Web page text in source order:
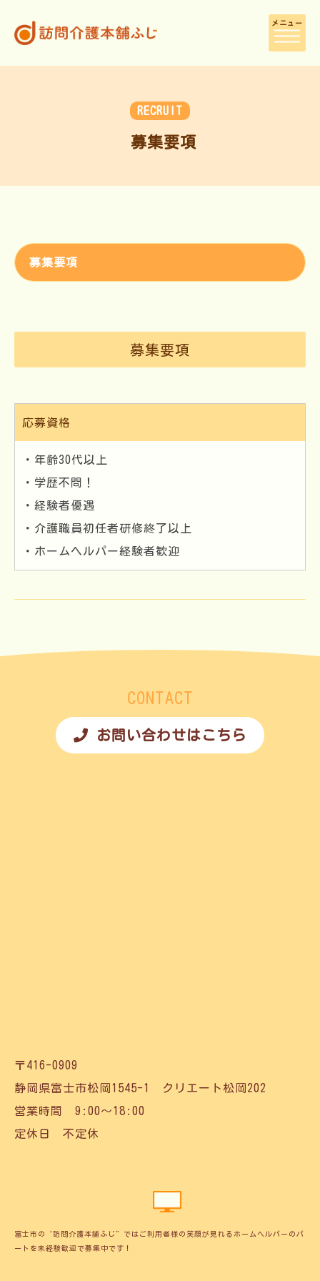
メニュー
RECRUIT
募集要項
募集要項
募集要項
応募資格
・年齢30代以上
・学歴不問！
・経験者優遇
・介護職員初任者研修終了以上
・ホームヘルパー経験者歓迎
CONTACT
お問い合わせはこちら
〒416-0909
静岡県富士市松岡1545-1 クリエート松岡202
営業時間 9:00～18:00
定休日 不定休
富士市の“訪問介護本舗ふじ”ではご利用者様の笑顔が見れるホームヘルパーのパ
ートを未経験歓迎で募集中です！